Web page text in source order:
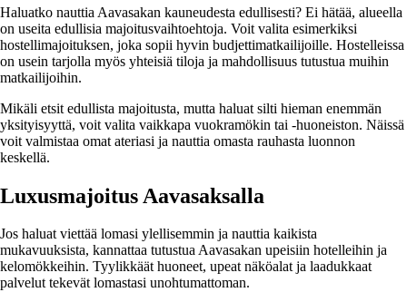
Haluatko nauttia Aavasakan kauneudesta edullisesti? Ei hätää, alueella
on useita edullisia majoitusvaihtoehtoja. Voit valita esimerkiksi
hostellimajoituksen, joka sopii hyvin budjettimatkailijoille. Hostelleissa
on usein tarjolla myös yhteisiä tiloja ja mahdollisuus tutustua muihin
matkailijoihin.
Mikäli etsit edullista majoitusta, mutta haluat silti hieman enemmän
yksityisyyttä, voit valita vaikkapa vuokramökin tai -huoneiston. Näissä
voit valmistaa omat ateriasi ja nauttia omasta rauhasta luonnon
keskellä.
Luxusmajoitus Aavasaksalla
Jos haluat viettää lomasi ylellisemmin ja nauttia kaikista
mukavuuksista, kannattaa tutustua Aavasakan upeisiin hotelleihin ja
kelomökkeihin. Tyylikkäät huoneet, upeat näköalat ja laadukkaat
palvelut tekevät lomastasi unohtumattoman.